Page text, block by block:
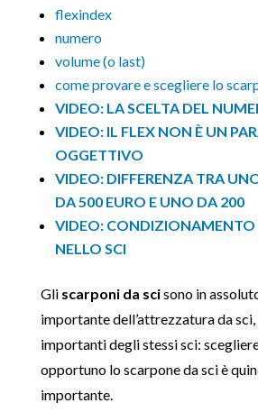
flexindex
numero
volume (o last)
come provare e scegliere lo
VIDEO: LA SCELTA DEL
VIDEO: IL FLEX NON È UN
OGGETTIVO
VIDEO: DIFFERENZA TRA
DA 500 EURO E UNO DA 200
VIDEO: CONDIZIONAMENTO
NELLO SCI
Gli scarponi da scisono in
importante dell’attrezzatura da
importanti degli stessi sci:
opportuno lo scarpone da sci è
importante.